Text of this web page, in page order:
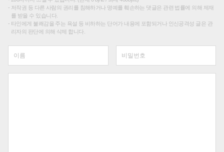
저작권 등 다른 사람의 권리를 침해하거나 명예를 훼손하는 댓글은 관련 법률에 의해 제재
를 받을 수 있습니다.
타인에게 불쾌감을 주는 욕설 등 비하하는 단어가 내용에 포함되거나 인신공격성 글은 관
리자의 판단에 의해 삭제 합니다.